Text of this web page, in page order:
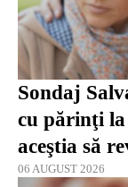
Sondaj
cu părinţi
aceştia să
06 AUGUST 2026